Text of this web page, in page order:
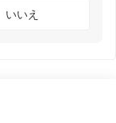
いいえ